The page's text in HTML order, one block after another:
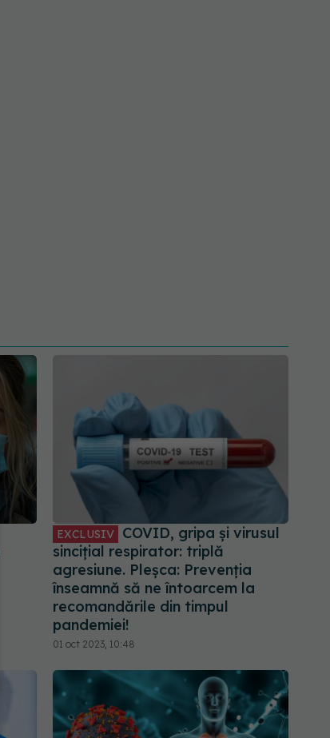
EXCLUSIV
COVID, gripa și virusul
sincițial respirator: triplă
agresiune. Pleșca: Prevenția
înseamnă să ne întoarcem la
recomandările din timpul
pandemiei!
01 oct 2023, 10:48